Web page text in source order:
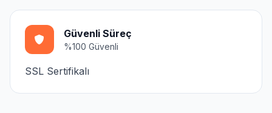
Güvenli Süreç
%100 Güvenli
SSL Sertifikalı